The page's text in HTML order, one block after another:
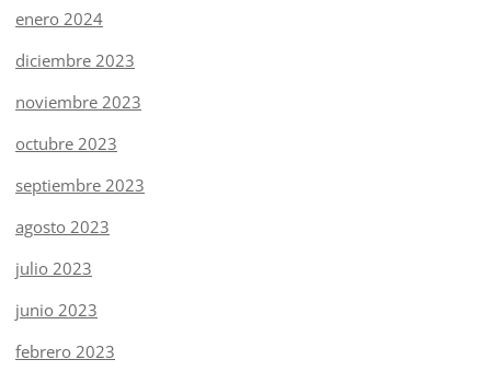
enero 2024
diciembre 2023
noviembre 2023
octubre 2023
septiembre 2023
agosto 2023
julio 2023
junio 2023
febrero 2023